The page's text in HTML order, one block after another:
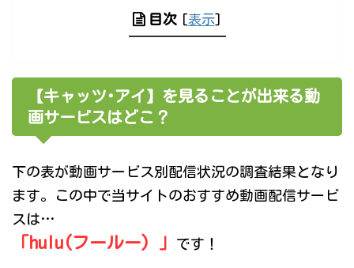
目次 表示]
【キャッツ･アイ】を見ることが出来る動
画サービスはどこ？
下の表が動画サービス別配信状況の調査結果となり
ます。この中で当サイトのおすすめ動画配信サービ
スは…
「hulu(フールー) 」 です！